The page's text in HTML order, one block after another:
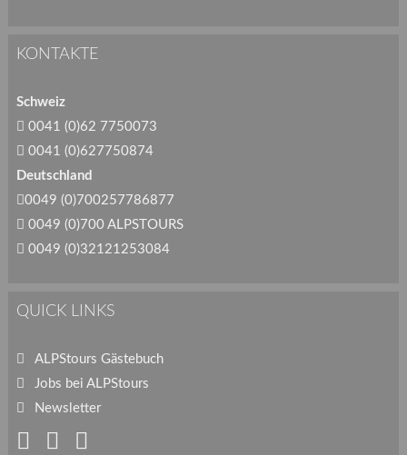
KONTAKTE
Schweiz
0041 (0)62 7750073
0041 (0)627750874
Deutschland
0049 (0)700257786877
0049 (0)700 ALPSTOURS
0049 (0)32121253084
QUICK LINKS
ALPStours Gästebuch
Jobs bei ALPStours
Newsletter